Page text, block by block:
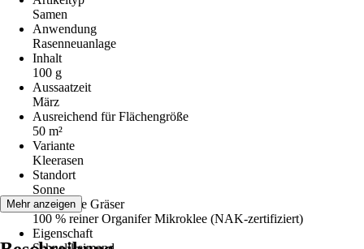
Samen
Anwendung
Rasenneuanlage
Inhalt
100 g
Aussaatzeit
März
Ausreichend für Flächengröße
50 m²
Variante
Kleerasen
Standort
Sonne
Enthaltene Gräser
100 % reiner Organifer Mikroklee (NAK-zertifiziert)
Eigenschaft
Mehr anzeigen